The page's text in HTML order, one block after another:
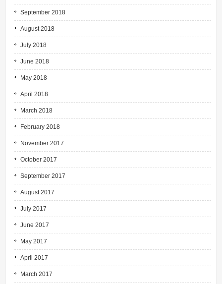
September 2018
August 2018
July 2018
June 2018
May 2018
April 2018
March 2018
February 2018
November 2017
October 2017
September 2017
August 2017
July 2017
June 2017
May 2017
April 2017
March 2017